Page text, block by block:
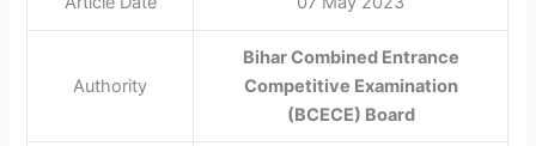
Authority
Bihar Combined Entrance
Competitive Examination
(BCECE) Board